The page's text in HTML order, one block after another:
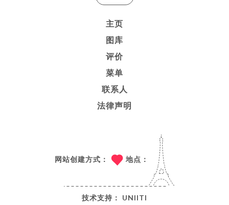
主页
图库
评价
菜单
联系人
法律声明
网站创建方式： 地点：
技术支持： UNIITI